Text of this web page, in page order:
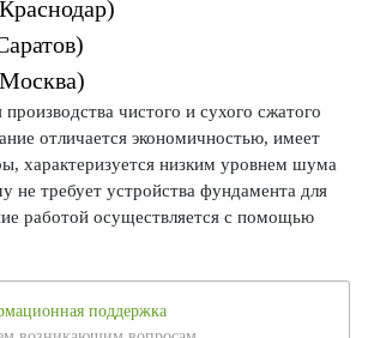
чистого и сухого сжатого
отличается экономичностью, имеет
характеризуется низким уровнем шума
не требует устройства фундамента для
работой осуществляется с помощью
поддержка